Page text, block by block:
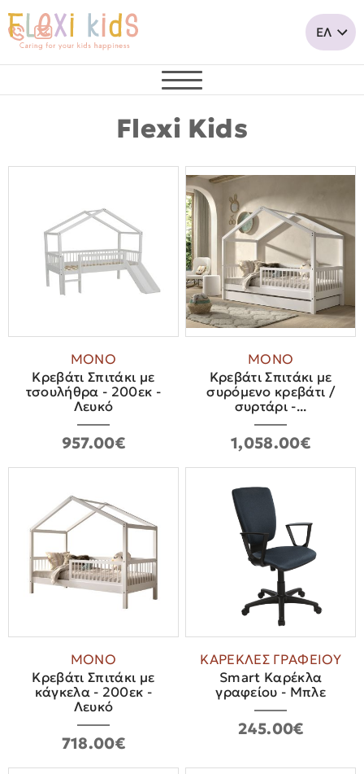
Flexi Kids
ΜΟΝΟ
Κρεβάτι Σπιτάκι με
τσουλήθρα - 200εκ -
Λευκό
957.00€
ΜΟΝΟ
Κρεβάτι Σπιτάκι με
συρόμενο κρεβάτι /
συρτάρι -...
1,058.00€
ΜΟΝΟ
Κρεβάτι Σπιτάκι με
κάγκελα - 200εκ -
Λευκό
718.00€
ΚΑΡΕΚΛΕΣ ΓΡΑΦΕΙΟΥ
Smart Καρέκλα
γραφείου - Μπλε
245.00€